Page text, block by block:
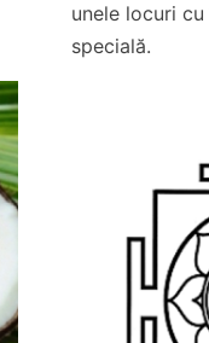
unele locuri
specială.